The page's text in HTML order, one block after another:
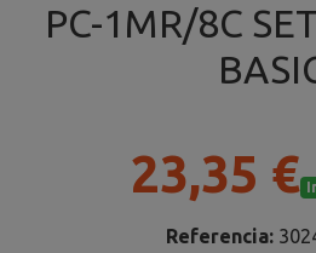
PC-1MR/8C
23,35 €
Referencia: